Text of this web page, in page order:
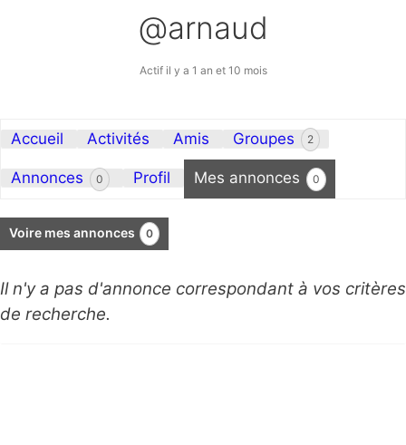
@arnaud
Actif il y a 1 an et 10 mois
Accueil Activités Amis Groupes 2
Annonces 0 Profil Mes annonces 0
Voire mes annonces 0
Il n'y a pas d'annonce correspondant à vos critères
de recherche.